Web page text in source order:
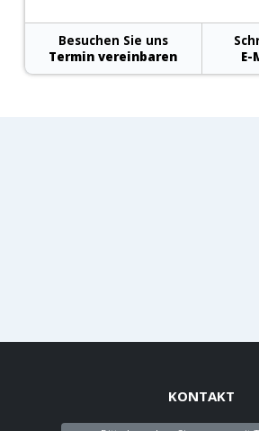
Besuchen Sie uns
Termin vereinbaren
KONTAKT